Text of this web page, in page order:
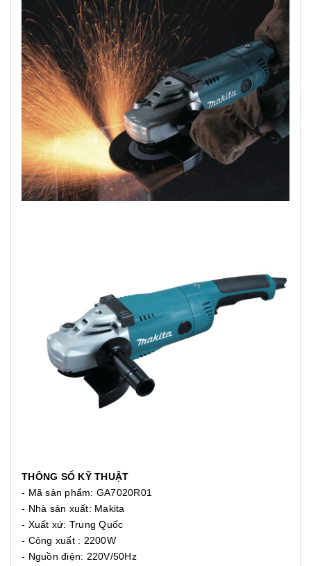
THÔNG SỐ KỸ THUẬT
- Mã sản phẩm: GA7020R01
- Nhà sản xuất: Makita
- Xuất xứ: Trung Quốc
- Công xuất : 2200W
- Nguồn điện: 220V/50Hz